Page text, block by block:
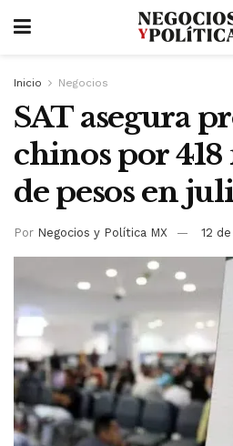
Inicio Negocios
SAT asegura
chinos por
de pesos en
Por Negocios y Política MX 12